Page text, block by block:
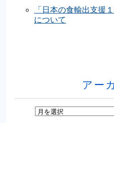
「日本の食輸出支援
について
アー